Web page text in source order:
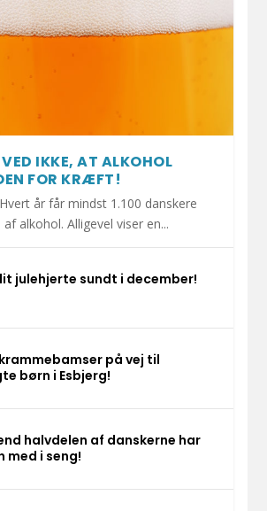
IKKE, AT ALKOHOL
FOR KRÆFT!
år får mindst 1.100 danskere
alkohol. Alligevel viser en...
julehjerte sundt i december!
på vej til
børn i Esbjerg!
halvdelen af danskerne har
med i seng!